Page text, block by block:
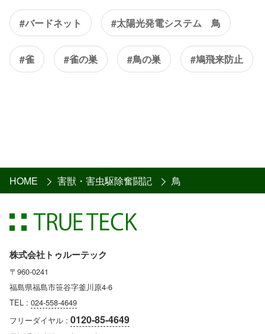
#バードネット #太陽光発電システム 鳥
#雀 #雀の巣 #鳥の巣 #鳩飛来防止
HOME 害獣・害虫駆除奮闘記 鳥
株式会社トゥルーテック
〒960-0241
福島県福島市笹谷字釜川原4-6
TEL : 024-558-4649
フリーダイヤル : 0120-85-4649